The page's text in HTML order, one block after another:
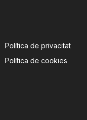
Política de privacitat
Política de cookies